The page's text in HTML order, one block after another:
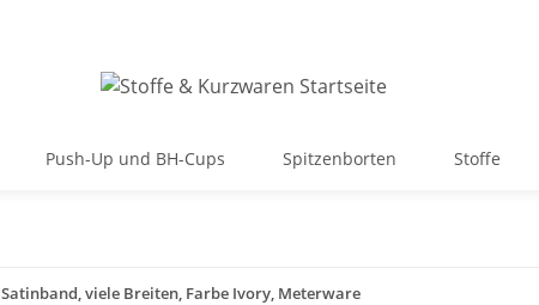
Push-Up und BH-Cups Spitzenborten Stoffe
Satinband, viele Breiten, Farbe Ivory, Meterware